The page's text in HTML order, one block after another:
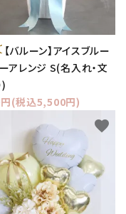
【バルーン】アイスブルー
アレンジ S(名入れ・文
(税込5,500円)
favorite